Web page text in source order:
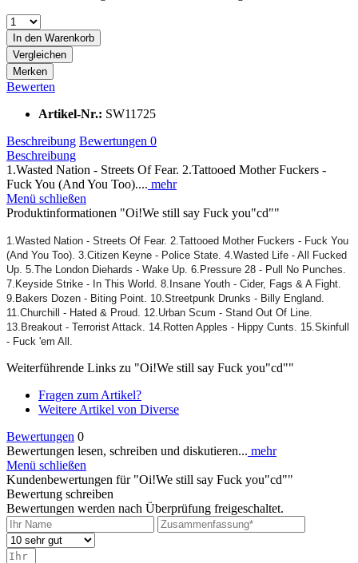
In den Warenkorb
Vergleichen
Merken
Bewerten
Artikel-Nr.: SW11725
Beschreibung Bewertungen 0
Beschreibung
1.Wasted Nation - Streets Of Fear. 2.Tattooed Mother Fuckers -
Fuck You (And You Too).... mehr
Menü schließen
Produktinformationen "Oi!We still say Fuck you"cd""
1.Wasted Nation - Streets Of Fear. 2.Tattooed Mother Fuckers - Fuck You
(And You Too). 3.Citizen Keyne - Police State. 4.Wasted Life - All Fucked
Up. 5.The London Diehards - Wake Up. 6.Pressure 28 - Pull No Punches.
7.Keyside Strike - In This World. 8.Insane Youth - Cider, Fags & A Fight.
9.Bakers Dozen - Biting Point. 10.Streetpunk Drunks - Billy England.
11.Churchill - Hated & Proud. 12.Urban Scum - Stand Out Of Line.
13.Breakout - Terrorist Attack. 14.Rotten Apples - Hippy Cunts. 15.Skinfull
- Fuck 'em All.
Weiterführende Links zu "Oi!We still say Fuck you"cd""
Fragen zum Artikel?
Weitere Artikel von Diverse
Bewertungen 0
Bewertungen lesen, schreiben und diskutieren... mehr
Menü schließen
Kundenbewertungen für "Oi!We still say Fuck you"cd""
Bewertung schreiben
Bewertungen werden nach Überprüfung freigeschaltet.